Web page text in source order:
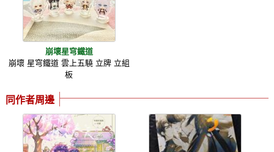
崩壞星穹鐵道
崩壞 星穹鐵道 雲上五驍 立牌 立組
板
同作者周邊